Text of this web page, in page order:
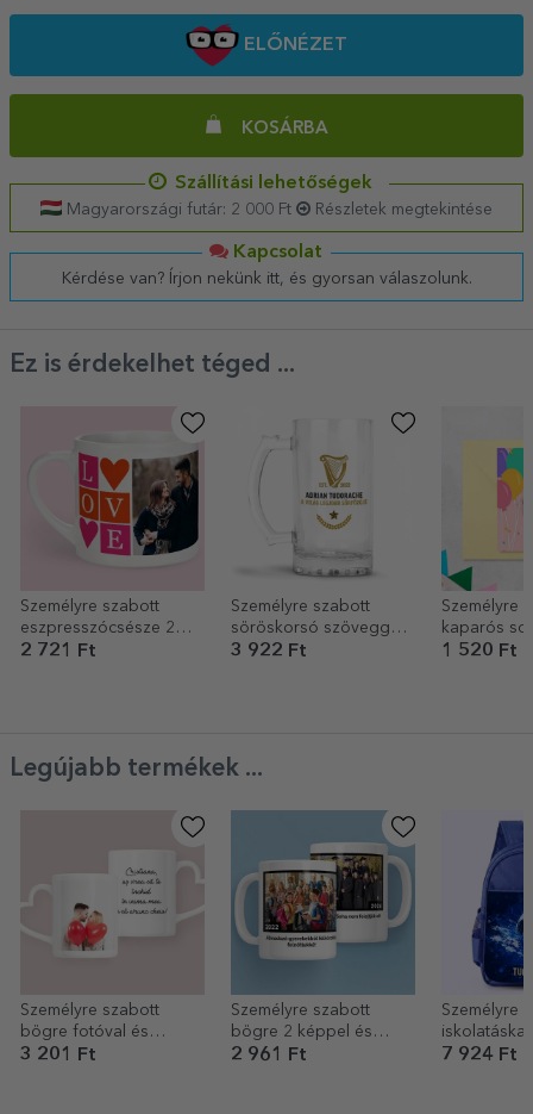
ELŐNÉZET
KOSÁRBA
Szállítási lehetőségek
Magyarországi futár: 2 000 Ft Részletek megtekintése
Kapcsolat
Kérdése van? Írjon nekünk itt, és gyorsan válaszolunk.
Ez is érdekelhet téged ...
Személyre szabott
eszpresszócsésze 2
fotóval - LOVE
2 721 Ft
Személyre szabott
söröskorsó szöveggel -
World Beer Record
3 922 Ft
Személyre
kaparós
üzenettel -
1 520 Ft
Legújabb termékek ...
Személyre szabott
bögre fotóval és
szöveggel – szív alakú
3 201 Ft
Személyre szabott
bögre 2 képpel és
szöveggel – Emlékek
2 961 Ft
Személyre
iskolatáska
Labdarúgás
7 924 Ft